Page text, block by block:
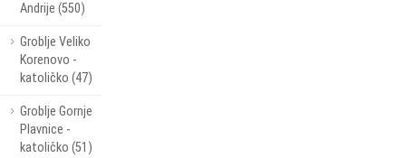
Andrije (550)
Groblje Veliko
Korenovo -
katoličko (47)
Groblje Gornje
Plavnice -
katoličko (51)